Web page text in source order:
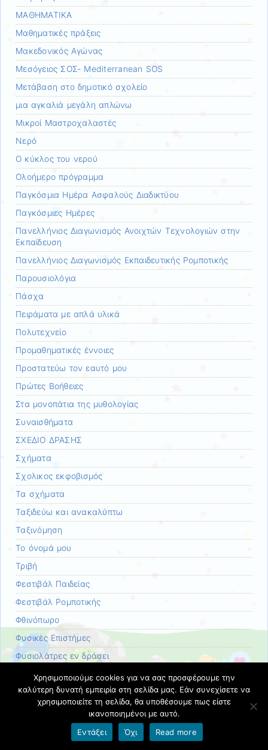
ΜΑΘΗΜΑΤΙΚΑ
Μαθηματικές πράξεις
Μακεδονικός Αγώνας
Μεσόγειος ΣΟΣ- Mediterranean SOS
Μετάβαση στο δημοτικό σχολείο
μια αγκαλιά μεγάλη απλώνω
Μικροί Μαστροχαλαστές
Νερό
Ο κύκλος του νερού
Ολοήμερο πρόγραμμα
Παγκόσμια Ημέρα Ασφαλούς Διαδικτύου
Παγκόσμιες Ημέρες
Πανελλήνιος Διαγωνισμός Ανοιχτών Τεχνολογιών στην
Εκπαίδευση
Πανελλήνιος Διαγωνισμός Εκπαιδευτικής Ρομποτικής
Παρουσιολόγια
Πάσχα
Πειράματα με απλά υλικά
Πολυτεχνείο
Προμαθηματικές έννοιες
Προστατεύω τον εαυτό μου
Πρώτες Βοήθειες
Στα μονοπάτια της μυθολογίας
Συναισθήματα
ΣΧΕΔΙΟ ΔΡΑΣΗΣ
Σχήματα
Σχολικος εκφοβισμός
Τα σχήματα
Ταξιδεύω και ανακαλύπτω
Ταξινόμηση
Το όνομά μου
Τριβή
Φεστιβάλ Παιδείας
Φεστιβάλ Ρομποτικής
Φθινόπωρο
Φυσικές Επιστήμες
Φυσιολάτρες εν δράσει
Χειμώνας
Χριστούγεννα
ψηφιακο αλφαβητο
Χρησιμοποιούμε cookies για να σας προσφέρουμε την
καλύτερη δυνατή εμπειρία στη σελίδα μας. Εάν συνεχίσετε να
χρησιμοποιείτε τη σελίδα, θα υποθέσουμε πως είστε
ικανοποιημένοι με αυτό.
Εντάξει
Όχι Read more